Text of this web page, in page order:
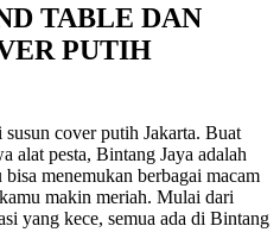
TABLE DAN
PUTIH
cover putih Jakarta. Buat
alat pesta, Bintang Jaya adalah
menemukan berbagai macam
makin meriah. Mulai dari
yang kece, semua ada di Bintang